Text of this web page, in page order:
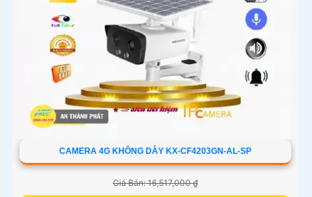
CAMERA 4G KHÔNG DÂY KX-CF4203GN-AL-SP
Giá Bán: 16,517,000 ₫